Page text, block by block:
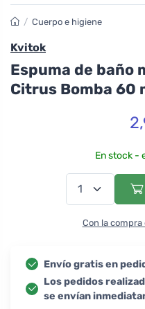
/ Cuerpo e higiene
Kvitok
Espuma de baño
Citrus Bomba 60
En stock -
Con la
Envío gratis en
Los pedidos
se envían